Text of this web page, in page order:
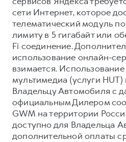
сети Интернет, которое
телематический модуль
лимиту в 5 гигабайт или
Fi соединение.
использование онлайн-
взимается.
мультимедиа (услуги HUT)
Владельцу Автомобиля с
официальным Дилером
GWM на территории
доступно для Владельца
дополнительной оплаты